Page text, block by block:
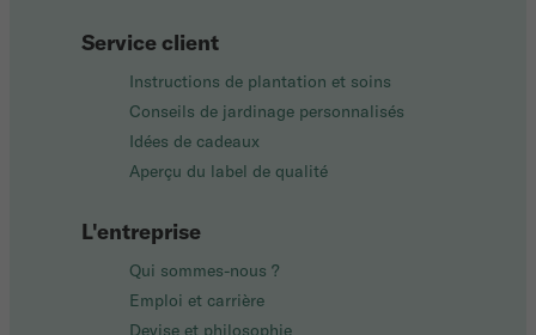
Service client
Instructions de plantation et soins
Conseils de jardinage personnalisés
Idées de cadeaux
Aperçu du label de qualité
L'entreprise
Qui sommes-nous ?
Emploi et carrière
Devise et philosophie